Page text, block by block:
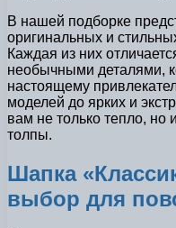
В нашей подборке
оригинальных и
Каждая из них
необычными деталями,
настоящему
моделей до ярких и
вам не только тепло, но
толпы.
Шапка
выбор для